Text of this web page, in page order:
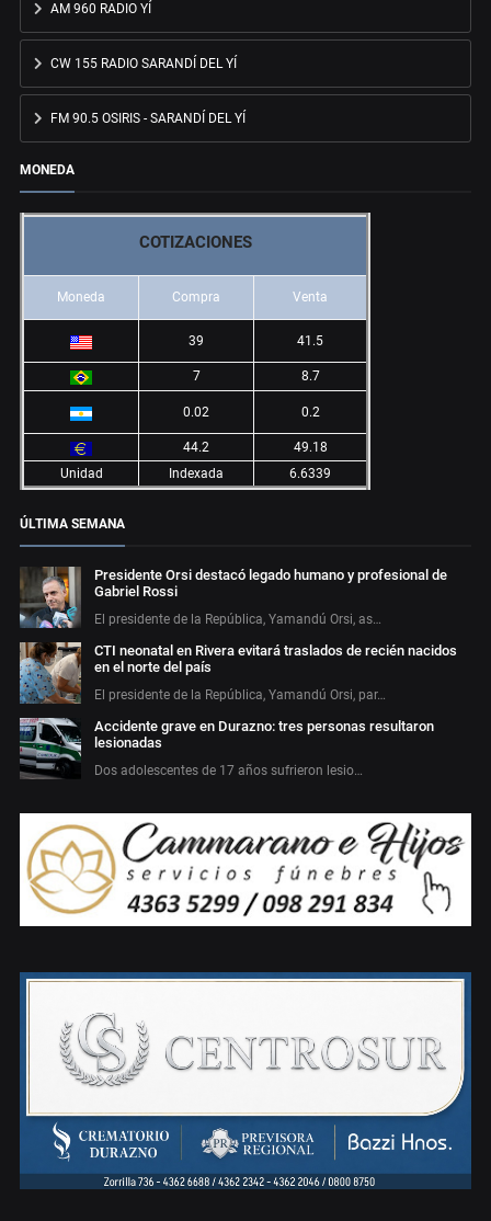
AM 960 RADIO YÍ
CW 155 RADIO SARANDÍ DEL YÍ
FM 90.5 OSIRIS - SARANDÍ DEL YÍ
MONEDA
COTIZACIONES
Moneda Compra Venta
39 41.5
7 8.7
0.02 0.2
44.2
49.18
Unidad
Indexada 6.6339
ÚLTIMA SEMANA
Presidente Orsi destacó legado humano y profesional de
Gabriel Rossi
El presidente de la República, Yamandú Orsi, as…
CTI neonatal en Rivera evitará traslados de recién nacidos
en el norte del país
El presidente de la República, Yamandú Orsi, par…
Accidente grave en Durazno: tres personas resultaron
lesionadas
Dos adolescentes de 17 años sufrieron lesio…